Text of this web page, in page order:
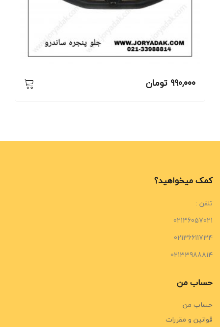
990,000 تومان
کمک میخواهید؟
تلفن :
02136057021
02136611734
02133988814
حساب من
حساب من
قوانین و مقررات